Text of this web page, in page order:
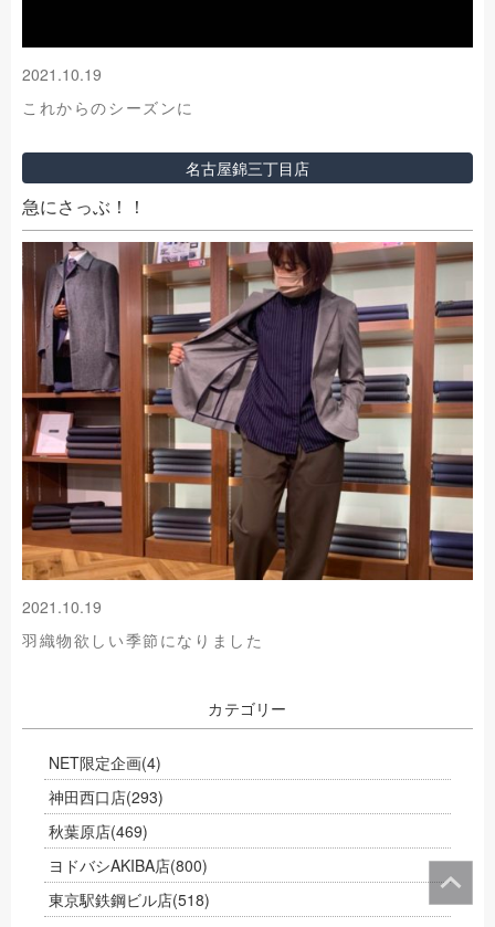
2021.10.19
これからのシーズンに
名古屋錦三丁目店
急にさっぶ！！
2021.10.19
羽織物欲しい季節になりました
カテゴリー
NET限定企画(4)
神田西口店(293)
秋葉原店(469)
ヨドバシAKIBA店(800)
東京駅鉄鋼ビル店(518)